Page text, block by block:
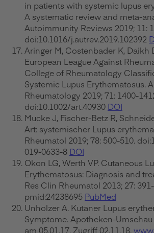
in patients with systemic lupus
A systematic review and meta-
Autoimmunity Reviews 2019; 11:
doi:10.1016/j.autrev.2019.102392
Aringer M, Costenbader K, Daikh
European League Against
College of Rheumatology
Systemic Lupus Erythematosus.
Rheumatology 2019; 71: 1400-
doi:10.1002/art.40930 DOI
Mucke J, Fischer-Betz R,
Art: systemischer Lupus
Rheumatol 2019; 78: 500-510.
019-0633-8 DOI
Okon LG, Werth VP. Cutaneous
Erythematosus: Diagnosis and
Res Clin Rheumatol 2013; 27:
pmid:24238695 PubMed
Unholzer A. Kutaner Lupus
Symptome. Apotheken-
am 05.01.17. Zugriff 02.11.18.